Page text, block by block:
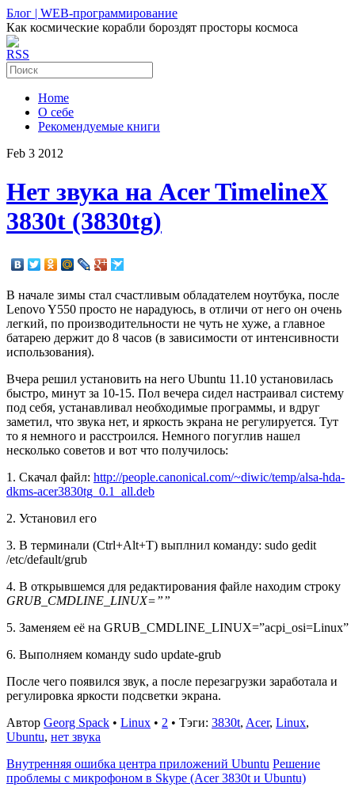
Блог | WEB-программирование
Как космические корабли бороздят просторы космоса
RSS
Home
О себе
Рекомендуемые книги
Feb 3 2012
Нет звука на Acer TimelineX
3830t (3830tg)
В начале зимы стал счастливым обладателем ноутбука, после
Lenovo Y550 просто не нарадуюсь, в отличи от него он очень
легкий, по производительности не чуть не хуже, а главное
батарею держит до 8 часов (в зависимости от интенсивности
использования).
Вчера решил установить на него Ubuntu 11.10 установилась
быстро, минут за 10-15. Пол вечера сидел настраивал систему
под себя, устанавливал необходимые программы, и вдруг
заметил, что звука нет, и яркость экрана не регулируется. Тут
то я немного и расстроился. Немного погуглив нашел
несколько советов и вот что получилось:
1. Скачал файл: http://people.canonical.com/~diwic/temp/alsa-hda-
dkms-acer3830tg_ 0.1_all.deb
2. Установил его
3. В терминали (Ctrl+Alt+T) выплнил команду: sudo gedit
/etc/default/grub
4. В открывшемся для редактирования файле находим строку
GRUB_CMDLINE_LINUX=””
5. Заменяем её на GRUB_CMDLINE_LINUX=”acpi_osi=Linux”
6. Выполняем команду sudo update-grub
После чего появился звук, а после перезагрузки заработала и
регулировка яркости подсветки экрана.
Автор Georg Spack • Linux • 2 • Тэги: 3830t, Acer, Linux,
Ubuntu, нет звука
Внутренняя ошибка центра приложений Ubuntu Решение
проблемы с микрофоном в Skype (Acer 3830t и Ubuntu)